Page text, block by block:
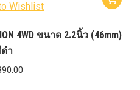
Wishlist
4WD ขนาด 2.2นิ้ว (46mm)
ำ